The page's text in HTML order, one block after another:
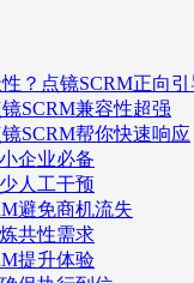
？点镜SCRM正向引
SCRM兼容性超强
SCRM帮你快速响应
企业必备
人工干预
避免商机流失
共性需求
提升体验